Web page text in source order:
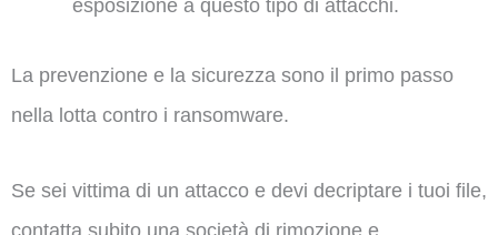
esposizione a questo tipo di attacchi.
La prevenzione e la sicurezza sono il primo passo
nella lotta contro i ransomware.
Se sei vittima di un attacco e devi decriptare i tuoi file,
contatta subito una società di rimozione e